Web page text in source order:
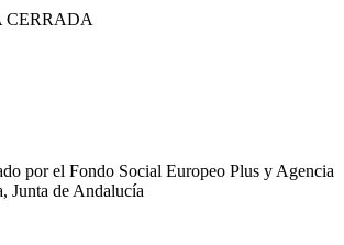
CERRADA
por el Fondo Social Europeo Plus y Agencia
Junta de Andalucía